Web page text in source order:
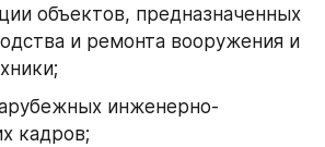
объектов, предназначенных
и ремонта вооружения и
инженерно-
кадров;